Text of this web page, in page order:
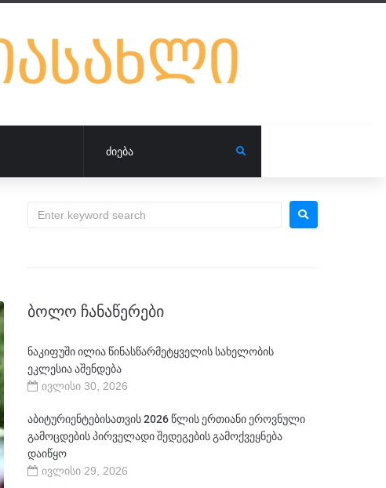
ᲑᲝᲚᲝ ᲩᲐᲜᲐᲬᲔᲠᲔᲑᲘ
ნაკიფუში ილია წინასწარმეტყველის სახელობის
ეკლესია აშენდება
ივლისი 30, 2026
აბიტურიენტებისათვის 2026 წლის ერთიანი ეროვნული
გამოცდების პირველადი შედეგების გამოქვეყნება
დაიწყო
ივლისი 29, 2026